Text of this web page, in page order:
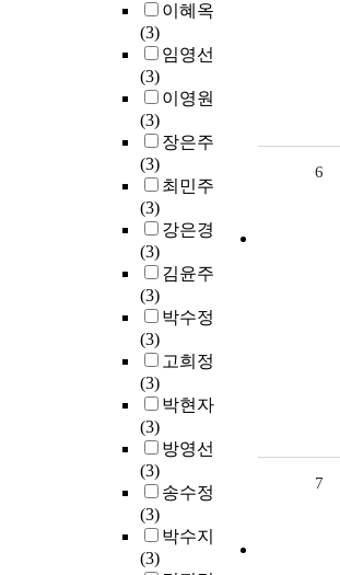
이혜옥
(3)
임영선
(3)
이영원
(3)
장은주
(3)
최민주
(3)
강은경
(3)
김윤주
(3)
박수정
(3)
고희정
(3)
박현자
(3)
방영선
(3)
송수정
(3)
박수지
(3)
6
7